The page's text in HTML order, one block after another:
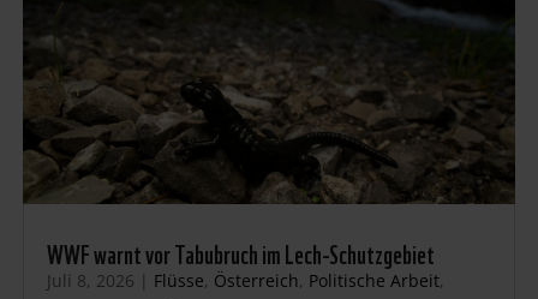
WWF warnt vor Tabubruch im Lech-Schutzgebiet
Juli 8, 2026 | Flüsse, Österreich, Politische Arbeit,